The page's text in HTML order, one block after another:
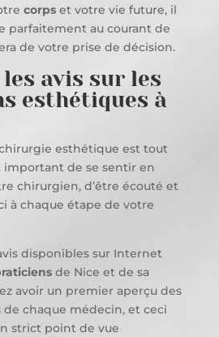
corpset votre vie future, il
parfaitement au courant de
de votre prise de décision.
avis sur les
esthétiques à
esthétique est tout
important de se sentir en
chirurgien, d’être écouté et
à chaque étape de votre
disponibles sur Internet
de Nice et de sa
avoir un premier aperçu des
chaque médecin, et ceci
strict point de vue